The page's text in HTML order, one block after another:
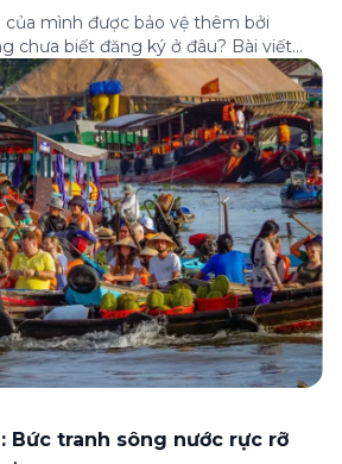
của mình được bảo vệ thêm bởi
chưa biết đăng ký ở đâu? Bài viết
chi tiết cách tham gia (và hủy tham
ngay trên ứng dụng Green SM, cùng
trước khi […]
Bức tranh sông nước rực rỡ